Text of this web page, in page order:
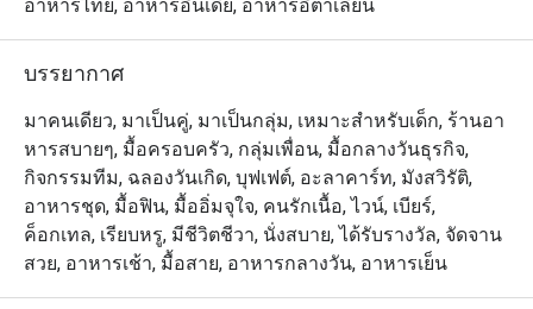
ทำให้ทุกมื้ออาหารกลายเป็น ประสบการณ์ที่ไม่รู้ลืม
・จองโต๊ะของคุณที่ The Kitchen Table ตอนนี้ และรับ
ส่วนลดสุดคุ้มสูงสุดถึง 50%! มาร่วมลิ้มรสอาหารอร่อยและ
เพลิดเพลินกับส่วนลดสุดพิเศษนี้!
อาหารไทย, อาหารอินเดีย, อาหารอิตาเลียน
บรรยากาศ
มาคนเดียว, มาเป็นคู่, มาเป็นกลุ่ม, เหมาะสำหรับเด็ก, ร้านอา
หารสบายๆ, มื้อครอบครัว, กลุ่มเพื่อน, มื้อกลางวันธุรกิจ,
กิจกรรมทีม, ฉลองวันเกิด, บุฟเฟต์, อะลาคาร์ท, มังสวิรัติ,
อาหารชุด, มื้อฟิน, มื้ออิ่มจุใจ, คนรักเนื้อ, ไวน์, เบียร์,
ค็อกเทล, เรียบหรู, มีชีวิตชีวา, นั่งสบาย, ได้รับรางวัล, จัดจาน
สวย, อาหารเช้า, มื้อสาย, อาหารกลางวัน, อาหารเย็น